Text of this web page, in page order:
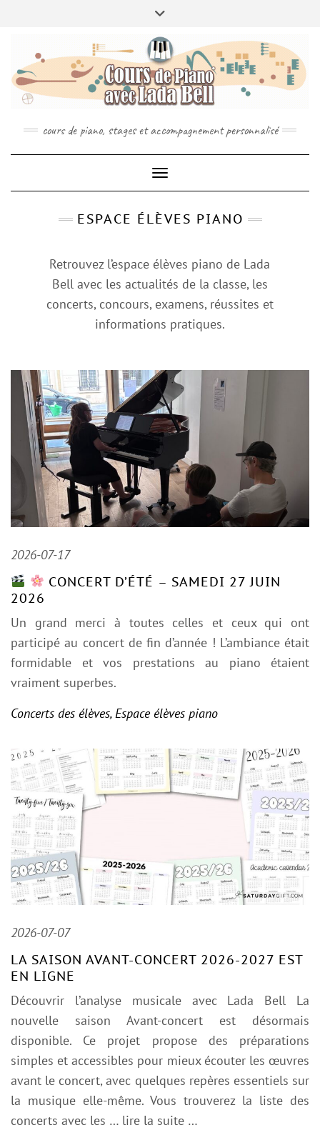
content
À PROPOS
RÉSERVEZ VOTRE COURS DE PIANO
SPOTIFY
YOUTUBE
INSTAGRAM
cours de piano, stages et accompagnement personnalisé
Toggle Navigation
ESPACE ÉLÈVES PIANO
Retrouvez l’espace élèves piano de Lada
Bell avec les actualités de la classe, les
concerts, concours, examens, réussites et
informations pratiques.
2026-07-17
CONCERT D’ÉTÉ – SAMEDI 27 JUIN
2026
Un grand merci à toutes celles et ceux qui ont
participé au concert de fin d’année ! L’ambiance était
formidable et vos prestations au piano étaient
vraiment superbes.
Concerts des élèves, Espace élèves piano
2026-07-07
LA SAISON AVANT-CONCERT 2026-2027 EST
EN LIGNE
Découvrir l’analyse musicale avec Lada Bell La
nouvelle saison Avant-concert est désormais
disponible. Ce projet propose des préparations
simples et accessibles pour mieux écouter les œuvres
avant le concert, avec quelques repères essentiels sur
la musique elle-même. Vous trouverez la liste des
concerts avec les … lire la suite …